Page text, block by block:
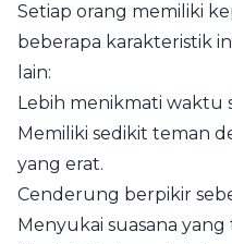
Setiap orang memiliki
beberapa karakteristik
lain:
Lebih menikmati waktu
Memiliki sedikit teman
yang erat.
Cenderung berpikir
Menyukai suasana yang